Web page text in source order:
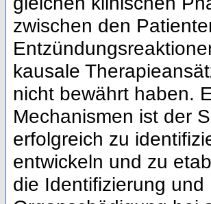
zwischen den
kausale
nicht bewährt haben.
Mechanismen ist der
erfolgreich zu
entwickeln und zu
die Identifizierung